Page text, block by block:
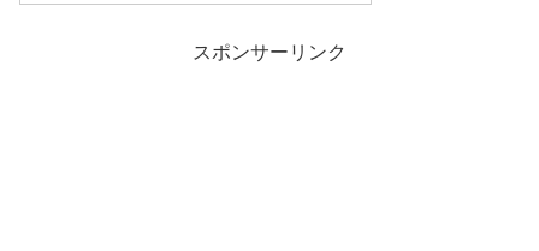
スポンサーリンク